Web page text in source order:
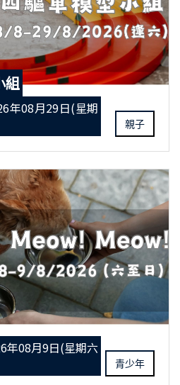
組
年08月29日(星期
親子
年08月9日(星期六
青少年